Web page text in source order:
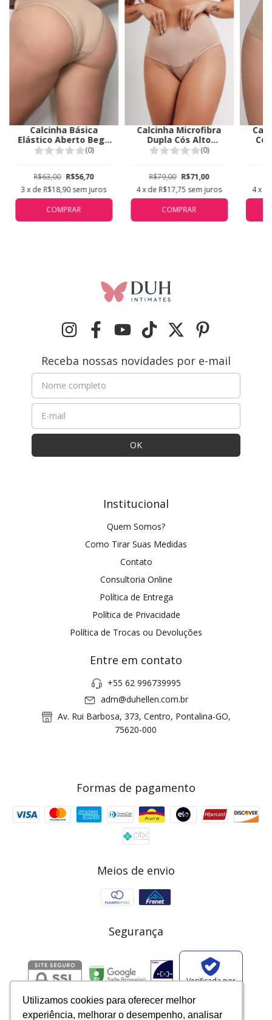
Utilizamos cookies para oferecer melhor
experiência, melhorar o desempenho, analisar
Utilizamos cookies para oferecer melhor
experiência, melhorar o desempenho, analisar
Utilizamos cookies para oferecer melhor
experiência, melhorar o desempenho, analisar
Utilizamos cookies para oferecer melhor
experiência, melhorar o desempenho, analisar
Utilizamos cookies para oferecer melhor
experiência, melhorar o desempenho, analisar
Calcinha Básica
Elástico Aberto Bege
Duhellen 0998
(0)
R$63,00 R$56,70
3 x de R$18,90 sem juros
COMPRAR
Calcinha Microfibra
Dupla Cós Alto
Reforçado Duemes
(0)
R$79,00 R$71,00
4x de R$17,75 sem juros
COMPRAR
4x
Receba nossas novidades por e-mail
Institucional
Quem Somos?
Como Tirar Suas Medidas
Contato
Consultoria Online
Política de Entrega
Política de Privacidade
Política de Trocas ou Devoluções
Entre em contato
+55 62 996739995
adm@duhellen.com.br
Av. Rui Barbosa, 373, Centro, Pontalina-GO,
75620-000
Formas de pagamento
Meios de envio
Segurança
Verificada por